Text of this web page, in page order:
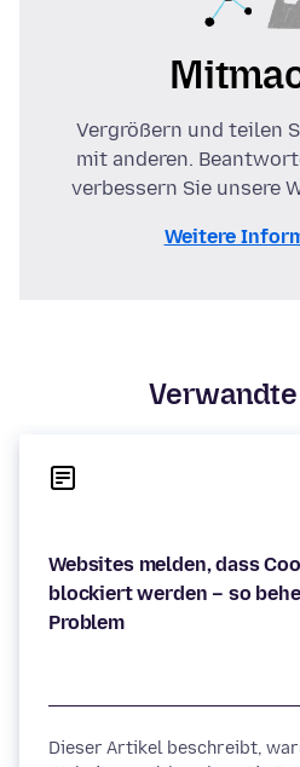
Vergrößern und teilen
mit anderen.
verbessern Sie unsere
Weitere
Websites melden, dass
blockiert werden – so
Problem
Dieser Artikel beschreibt,